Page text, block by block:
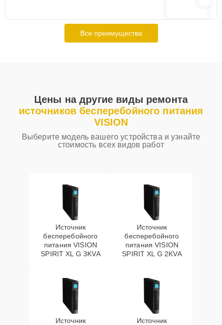
Все преимущества
Цены на другие виды ремонта
источников бесперебойного питания
VISION
Выберите модель вашего устройства и узнайте
стоимость всех видов работ
Источник
бесперебойного
питания VISION
SPIRIT XL G 3KVA
Источник
бесперебойного
питания VISION
SPIRIT XL G 2KVA
Источник
Источник